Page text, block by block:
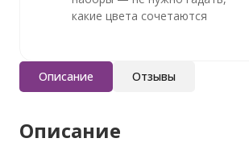
какие цвета сочетаются
Описание Отзывы
Описание